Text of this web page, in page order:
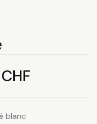
CHFPlage
de
blanc